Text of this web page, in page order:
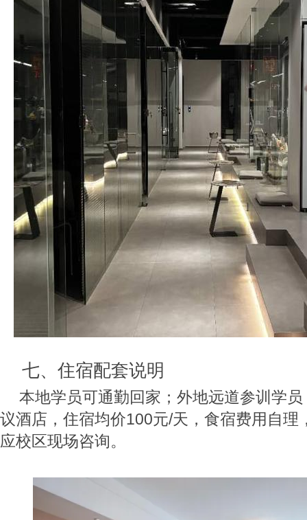
七、住宿配套说明
本地学员可通勤回家；外地远道参训学
议酒店，住宿均价100元/天，食宿费用自理
应校区现场咨询。